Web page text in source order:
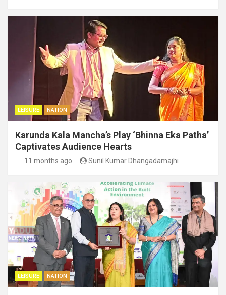
LEISURE NATION
Karunda Kala Mancha’s Play ‘Bhinna Eka Patha’
Captivates Audience Hearts
11 months ago Sunil Kumar Dhangadamajhi
LEISURE NATION